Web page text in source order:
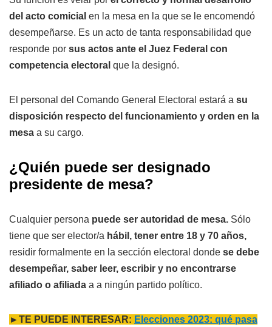
del acto comicial en la mesa en la que se le encomendó
desempeñarse. Es un acto de tanta responsabilidad que
responde por sus actos ante el Juez Federal con
competencia electoral que la designó.
El personal del Comando General Electoral estará a su
disposición respecto del funcionamiento y orden en la
mesa a su cargo.
¿Quién puede ser designado
presidente de mesa?
Cualquier persona puede ser autoridad de mesa. Sólo
tiene que ser elector/a hábil, tener entre 18 y 70 años,
residir formalmente en la sección electoral donde se debe
desempeñar, saber leer, escribir y no encontrarse
afiliado o afiliada a a ningún partido político.
►TE PUEDE INTERESAR: Elecciones 2023: qué pasa